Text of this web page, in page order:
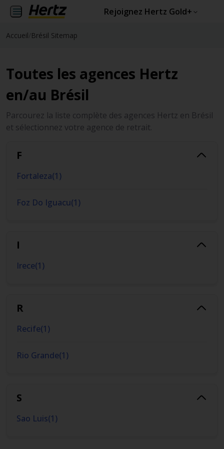
Rejoignez Hertz Gold+
Accueil Brésil Sitemap
Toutes les agences Hertz
en/au Brésil
Parcourez la liste complète des agences Hertz en Brésil
et sélectionnez votre agence de retrait.
F
Fortaleza(1)
Foz Do Iguacu(1)
I
Irece(1)
R
Recife(1)
Rio Grande(1)
S
Sao Luis(1)